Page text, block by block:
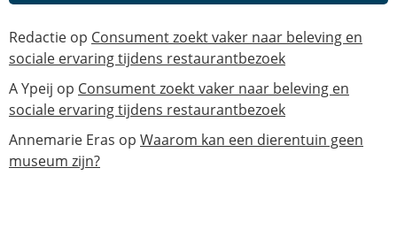
Redactie op Consument zoekt vaker naar beleving en
sociale ervaring tijdens restaurantbezoek
A Ypeij op Consument zoekt vaker naar beleving en
sociale ervaring tijdens restaurantbezoek
Annemarie Eras op Waarom kan een dierentuin geen
museum zijn?